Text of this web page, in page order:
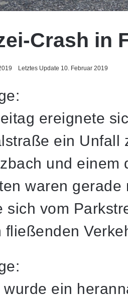
Crash in
Letztes Update 10. Februar 2019
ereignete
ein Unfall
und einem
waren
sich vom
fließenden
wurde ein